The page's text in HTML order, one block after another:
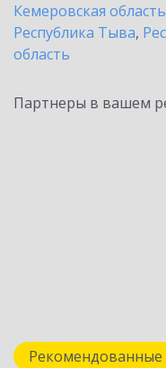
Кемеровская область
Республика Тыва,
область
Партнеры в вашем